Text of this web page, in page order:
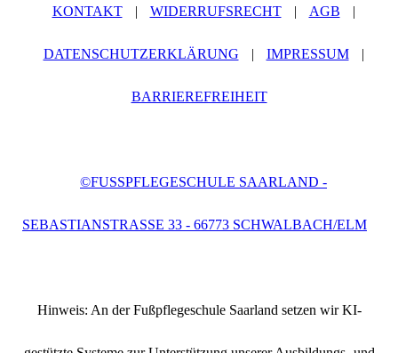
KONTAKT | WIDERRUFSRECHT | AGB |
DATENSCHUTZERKLÄRUNG | IMPRESSUM |
BARRIEREFREIHEIT
©FUSSPFLEGESCHULE SAARLAND - S
EBASTIANSTRASSE 33 - 66773 SCHWALBACH/ELM
Hinweis: An der Fußpflegeschule Saarland setzen wir KI-